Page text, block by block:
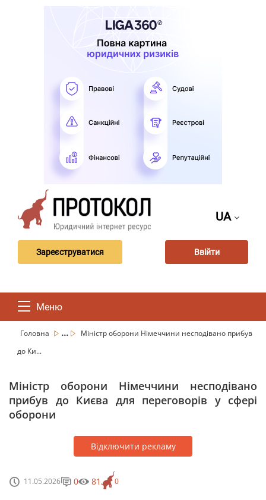
UA
Зареєструватися Ввійти
Меню
Головна ...
Міністр оборони Німеччини несподівано прибув
до Ки...
Міністр оборони Німеччини несподівано
прибув до Києва для переговорів у сфері
оборони
Відключити рекламу
11.05.2026 0
0 81